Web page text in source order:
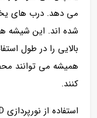
می‌ دهد. درب های
شده‌ اند. این شیشه‌
بالایی را در طول
همیشه می‌ توانند
کنند.